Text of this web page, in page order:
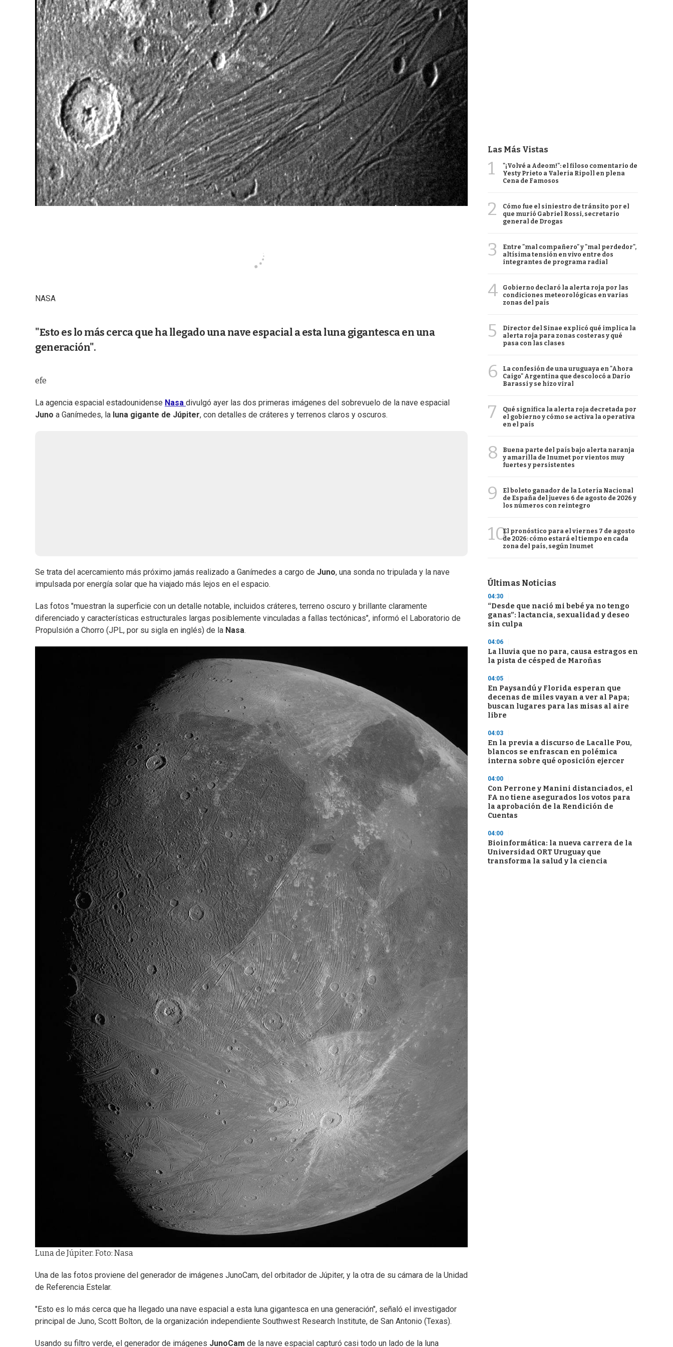
NASA
"Esto es lo más cerca que ha llegado una nave espacial a esta luna gigantesca en una
generación".
efe
La agencia espacial estadounidense Nasa divulgó ayer las dos primeras imágenes del sobrevuelo de la nave espacial
Juno a Ganímedes, la luna gigante de Júpiter, con detalles de cráteres y terrenos claros y oscuros.
Se trata del acercamiento más próximo jamás realizado a Ganímedes a cargo de Juno, una sonda no tripulada y la nave
impulsada por energía solar que ha viajado más lejos en el espacio.
Las fotos "muestran la superficie con un detalle notable, incluidos cráteres, terreno oscuro y brillante claramente
diferenciado y características estructurales largas posiblemente vinculadas a fallas tectónicas", informó el Laboratorio de
Propulsión a Chorro (JPL, por su sigla en inglés) de la Nasa.
Luna de Júpiter. Foto: Nasa
Una de las fotos proviene del generador de imágenes JunoCam, del orbitador de Júpiter, y la otra de su cámara de la Unidad
de Referencia Estelar.
"Esto es lo más cerca que ha llegado una nave espacial a esta luna gigantesca en una generación", señaló el investigador
principal de Juno, Scott Bolton, de la organización independiente Southwest Research Institute, de San Antonio (Texas).
Usando su filtro verde, el generador de imágenes JunoCam de la nave espacial capturó casi todo un lado de la luna
Las Más Vistas
1
"¡Volvé a Adeom!": el filoso comentario de
Yesty Prieto a Valeria Ripoll en plena
Cena de Famosos
2
Cómo fue el siniestro de tránsito por el
que murió Gabriel Rossi, secretario
general de Drogas
3
Entre "mal compañero" y "mal perdedor",
altísima tensión en vivo entre dos
integrantes de programa radial
4
Gobierno declaró la alerta roja por las
condiciones meteorológicas en varias
zonas del país
5
Director del Sinae explicó qué implica la
alerta roja para zonas costeras y qué
pasa con las clases
6
La confesión de una uruguaya en "Ahora
Caigo" Argentina que descolocó a Darío
Barassi y se hizo viral
7
Qué significa la alerta roja decretada por
el gobierno y cómo se activa la operativa
en el país
8
Buena parte del país bajo alerta naranja
y amarilla de Inumet por vientos muy
fuertes y persistentes
9
El boleto ganador de la Lotería Nacional
de España del jueves 6 de agosto de 2026 y
los números con reintegro
10El pronóstico para el viernes 7 de agosto
de 2026: cómo estará el tiempo en cada
zona del país, según Inumet
Últimas Noticias
04:30
“Desde que nació mi bebé ya no tengo
ganas”: lactancia, sexualidad y deseo
sin culpa
04:06
La lluvia que no para, causa estragos en
la pista de césped de Maroñas
04:05
En Paysandú y Florida esperan que
decenas de miles vayan a ver al Papa;
buscan lugares para las misas al aire
libre
04:03
En la previa a discurso de Lacalle Pou,
blancos se enfrascan en polémica
interna sobre qué oposición ejercer
04:00
Con Perrone y Manini distanciados, el
FA no tiene asegurados los votos para
la aprobación de la Rendición de
Cuentas
04:00
Bioinformática: la nueva carrera de la
Universidad ORT Uruguay que
transforma la salud y la ciencia